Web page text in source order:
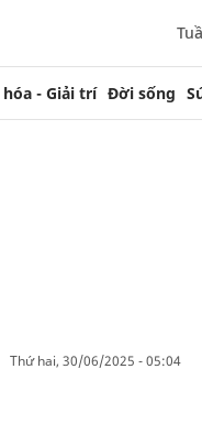
hóa - Giải trí Đời sống
thứ hai, 30/06/2025 - 05:04